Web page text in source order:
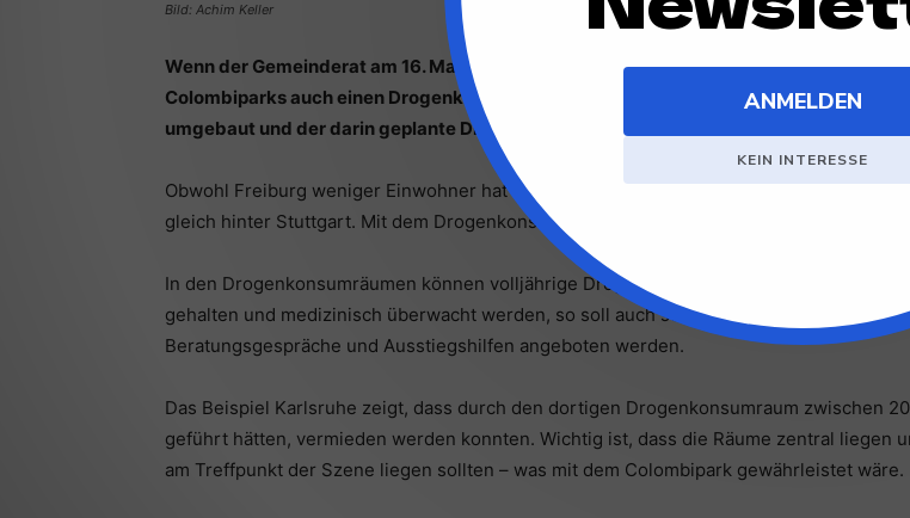
Bild: Achim Keller
Wenn der Gemeinderat am 16. Mai zustimmt und auch das Sozialministerium die
Colombiparks auch einen Drogenkonsumraum bekommen. Der Kontaktladen für
umgebaut und der darin geplante Drogenkonsumraum im Januar 2024 eröffnet
Obwohl Freiburg weniger Einwohner hat als Karlsruhe oder Mannheim, gibt es hier
gleich hinter Stuttgart. Mit dem Drogenkonsumraum will man auch die Drogenszene
In den Drogenkonsumräumen können volljährige Drogenabhängige ihre selbst
gehalten und medizinisch überwacht werden, so soll auch schnell auf
Beratungsgespräche und Ausstiegshilfen angeboten werden.
Das Beispiel Karlsruhe zeigt, dass durch den dortigen Drogenkonsumraum zwischen
geführt hätten, vermieden werden konnten. Wichtig ist, dass die Räume zentral liegen
am Treffpunkt der Szene liegen sollten – was mit dem Colombipark gewährleistet wäre.